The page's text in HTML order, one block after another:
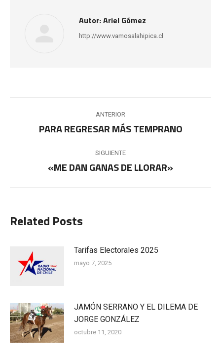
Autor:Ariel Gómez
http://www.vamosalahipica.cl
entre
publicaciones
ANTERIOR
Publicación
PARA REGRESAR MÁS TEMPRANO
SIGUIENTE
Publicación
«ME DAN GANAS DE LLORAR»
Related Posts
Tarifas Electorales 2025
mayo 7, 2025
JAMÓN SERRANO Y EL DILEMA DE
JORGE GONZÁLEZ
octubre 11, 2020